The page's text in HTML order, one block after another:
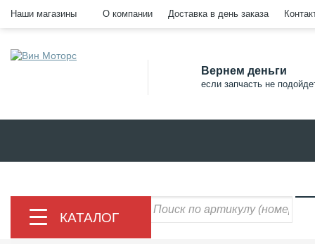
Наши магазины О компании Доставка в день заказа
Вернем деньги
если запчасть не
КАТАЛОГ